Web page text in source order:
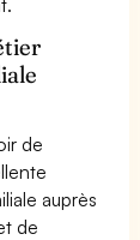
de
auprès
de